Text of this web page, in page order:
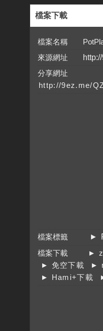
檔案下載
檔案名稱
來源網址
分享網址
檔案標籤
►
檔案下載